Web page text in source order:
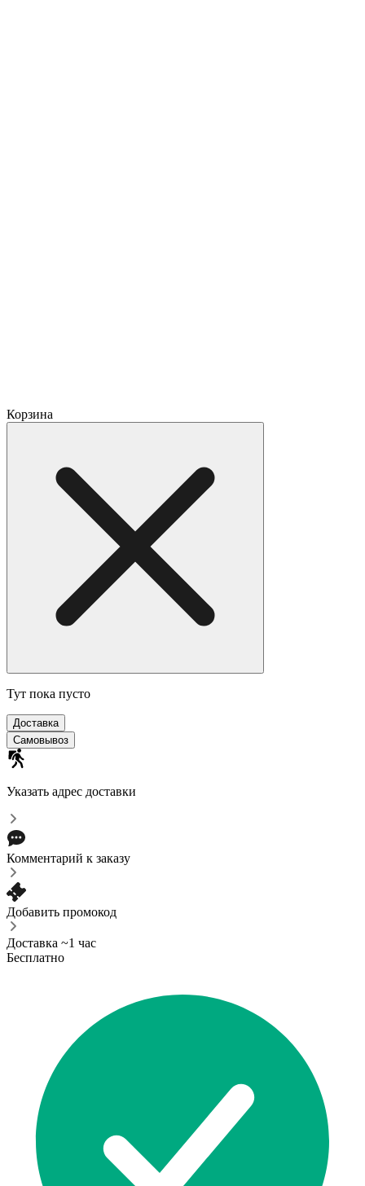
Корзина
Тут пока пусто
Доставка
Самовывоз
Указать адрес доставки
Комментарий к заказу
Добавить промокод
Доставка ~1 час
Бесплатно